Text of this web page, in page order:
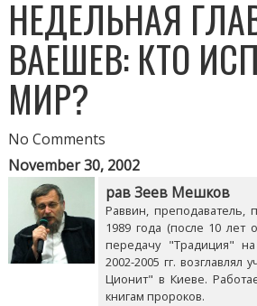
НЕДЕЛЬНАЯ
ВАЕШЕВ: КТО
МИР?
No Comments
November 30, 2002
рав Зеев Мешков
Раввин, преподаватель,
1989 года (после 10 лет
передачу "Традиция"
2002-2005 гг.
Ционит" в Киеве.
книгам пророков.